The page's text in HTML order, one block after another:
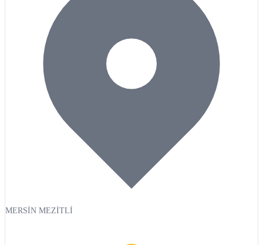
MERSİN MEZİTLİ